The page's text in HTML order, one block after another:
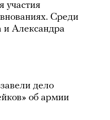
участия
Среди
Александра
дело
об армии